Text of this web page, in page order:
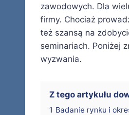
zawodowych. Dla
firmy. Chociaż
też szansą na
seminariach. Poniżej
wyzwania.
Z tego artykułu
1 Badanie rynku i